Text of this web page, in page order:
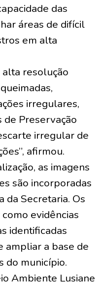
das
áreas de difícil
em alta
alta resolução
irregulares,
Preservação
irregular de
afirmou.
as imagens
são incorporadas
da Secretaria. Os
evidências
identificadas
ampliar a base de
do município.
Ambiente Lusiane